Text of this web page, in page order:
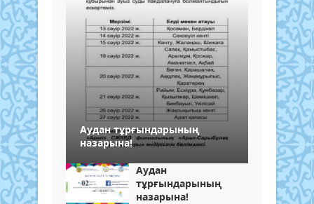
Аудан тұрғындарының
назарына!
Аудан
тұрғындарының
назарына!